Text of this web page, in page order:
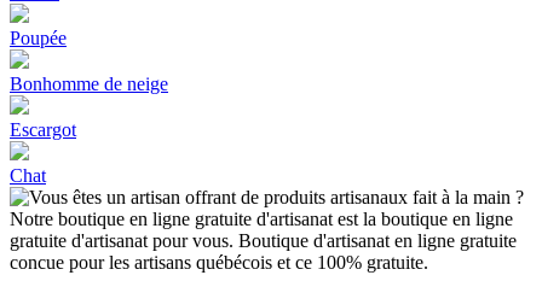
Poupée
Bonhomme de neige
Escargot
Chat